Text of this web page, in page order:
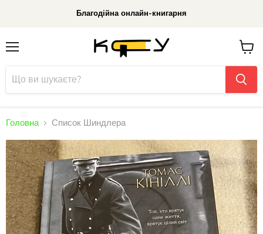
Благодійна онлайн-книгарня
До
Головна Список Шиндлера